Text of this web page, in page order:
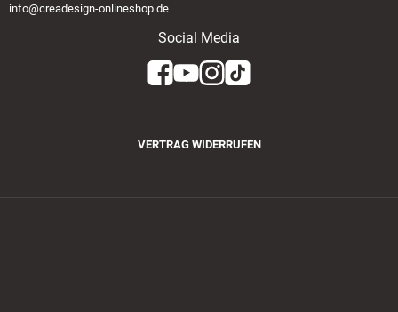
info@creadesign-onlineshop.de
Social Media
VERTRAG WIDERRUFEN